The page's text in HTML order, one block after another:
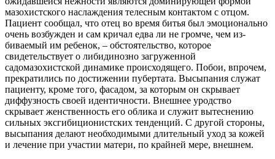
мазохистского наслажде­ния телесным контактом с отцом.
Пациент сообщал, что отец во время битья был эмоционально
очень возбужден и сам кричал едва ли не громче, чем из­
биваемый им ребенок, – обстоятельство, которое
свидетельствует о либидинозно загруженной
садомазохистской динамике происходящего. Побои, впро­чем,
прекратились по достижении пубертата. Высыпания служат
пациенту, кроме того, фасадом, за которым он скрывает
диффузность своей идентично­сти. Внешнее уродство
скрывает женственность его облика и служит вытесне­нию
сильных эксгибиционистских тенденций. С другой стороны,
высыпания делают необходимыми длительный уход за кожей
и лечение при участии мате­ри, по крайней мере, внешнем.